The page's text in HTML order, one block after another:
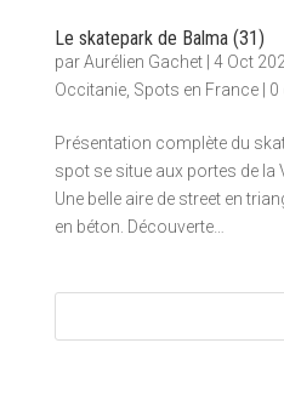
Le skatepark de Balma (31)
parAurélien Gachet| 4 Oct
Occitanie, Spots en France| 0
Présentation complète du
spot se situe aux portes de la
Une belle aire de street en
en béton. Découverte…